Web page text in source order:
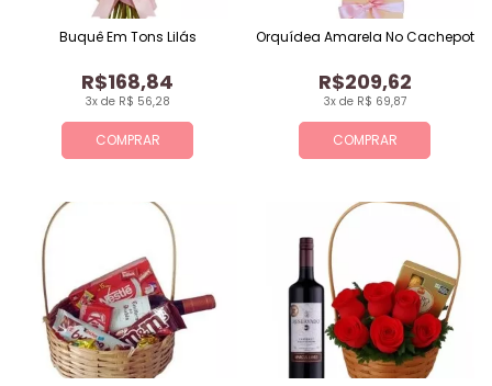
COMPRAR
3x de R$ 56,28
R$168,84
Buquê Em Tons Lilás
COMPRAR
3x de R$ 69,87
R$209,62
Orquídea Amarela No Cachepot